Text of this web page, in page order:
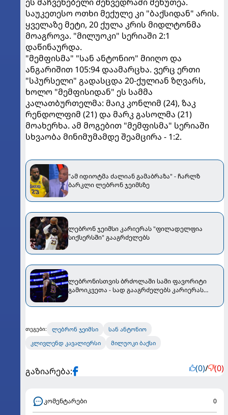
საუკეთესო ოთხი მექულე კი "ბაქსიდან" არის.
ყველაზე მეტი, 20 ქულა კრის მიდლტონმა
მოაგროვა. "მილუოკი" სერიაში 2:1
დაწინაურდა.
"მემფისმა" "სან ანტონიო" მიიღო და
ანგარიშით 105:94 დაამარცხა. ვერც ერთი
"სპურსელი" გადასცდა 20-ქულიან ზღვარს,
ხოლო "მემფისიდან" ეს სამმა
კალათბურთელმა: მაიკ კონლიმ (24), ზაკ
რენდოლფიმ (21) და მარკ გასოლმა (21)
მოახერხა. ამ მოგებით "მემფისმა" სერიაში
სხვაობა მინიმუმამდე შეამცირა - 1:2.
"ამ იდიოტმა ძალიან გამაბრაზა" - ჩარლზ
ბარკლი ლებრონ ჯეიმსზე
ლებრონ ჯეიმსი კარიერას "ფილადელფია
სიქსერსში" გააგრძელებს
ლებრონისთვის ბრძოლაში სამი ფავორიტი
გამოიკვეთა - სად გააგრძელებს კარიერას
თეგები: ლებრონ ჯეიმსი
სან ანტონიო
კლივლენდ კავალიერსი
მილუოკი ბაქსი
გაზიარება: (0)/ (0)
კომენტარები 0